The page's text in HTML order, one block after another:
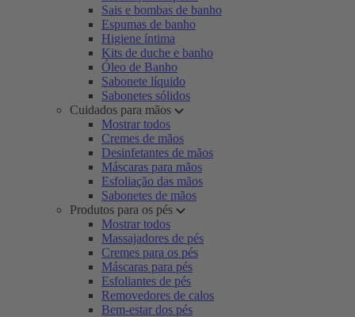
Sais e bombas de banho
Espumas de banho
Higiene íntima
Kits de duche e banho
Óleo de Banho
Sabonete líquido
Sabonetes sólidos
Cuidados para mãos
Mostrar todos
Cremes de mãos
Desinfetantes de mãos
Máscaras para mãos
Esfoliação das mãos
Sabonetes de mãos
Produtos para os pés
Mostrar todos
Massajadores de pés
Cremes para os pés
Máscaras para pés
Esfoliantes de pés
Removedores de calos
Bem-estar dos pés